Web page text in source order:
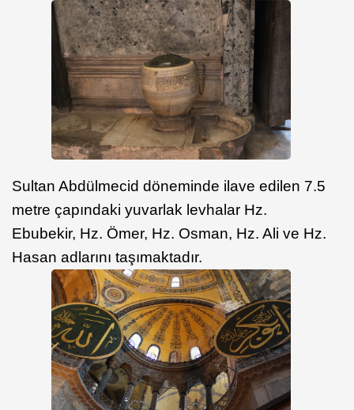
Sultan Abdülmecid döneminde ilave edilen 7.5
metre çapındaki yuvarlak levhalar Hz.
Ebubekir, Hz. Ömer, Hz. Osman, Hz. Ali ve Hz.
Hasan adlarını taşımaktadır.